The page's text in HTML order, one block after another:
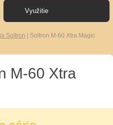
Využitie
Soltron
Soltron M-60 Xtra Magic
M-60 Xtra